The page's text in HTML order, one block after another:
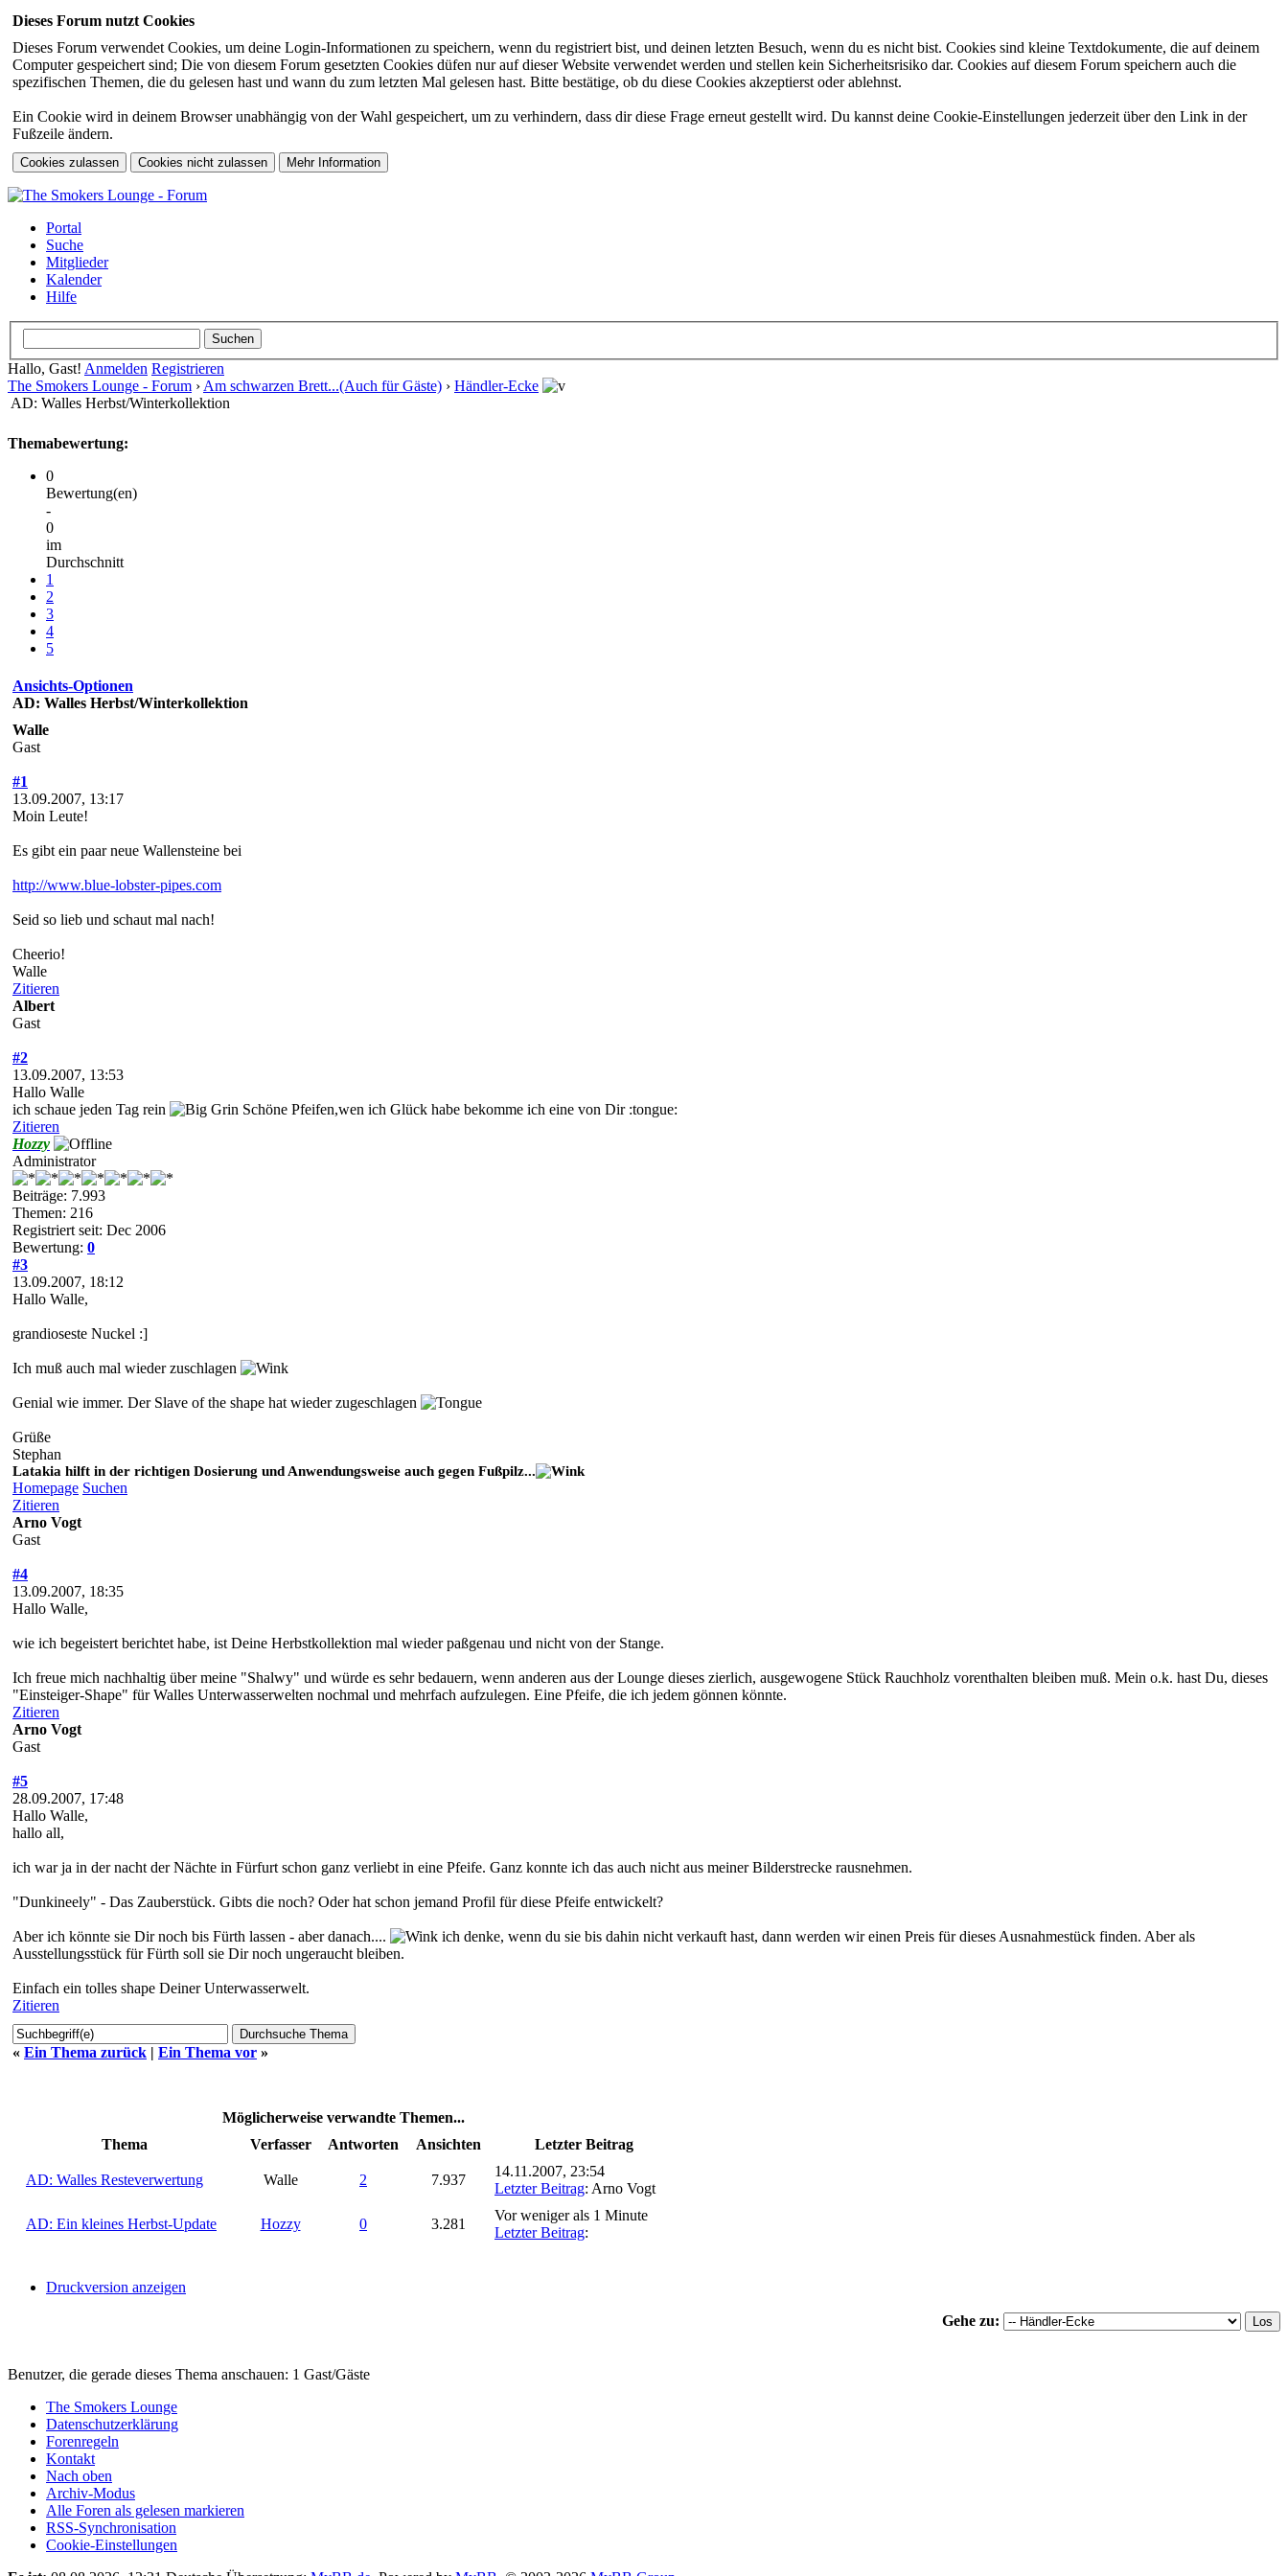
Dieses Forum nutzt Cookies
Dieses Forum verwendet Cookies, um deine Login-Informationen zu speichern, wenn du registriert bist, und deinen letzten Besuch, wenn du es nicht bist. Cookies sind kleine Textdokumente, die auf deinem
Computer gespeichert sind; Die von diesem Forum gesetzten Cookies düfen nur auf dieser Website verwendet werden und stellen kein Sicherheitsrisiko dar. Cookies auf diesem Forum speichern auch die
spezifischen Themen, die du gelesen hast und wann du zum letzten Mal gelesen hast. Bitte bestätige, ob du diese Cookies akzeptierst oder ablehnst.
Ein Cookie wird in deinem Browser unabhängig von der Wahl gespeichert, um zu verhindern, dass dir diese Frage erneut gestellt wird. Du kannst deine Cookie-Einstellungen jederzeit über den Link in der
Fußzeile ändern.
Portal
Suche
Mitglieder
Kalender
Hilfe
Hallo, Gast! Anmelden Registrieren
The Smokers Lounge - Forum › Am schwarzen Brett...(Auch für Gäste) › Händler-Ecke
AD: Walles Herbst/Winterkollektion
Themabewertung:
0
Bewertung(en)
-
0
im
Durchschnitt
1
2
3
4
5
Ansichts-Optionen
AD: Walles Herbst/Winterkollektion
Walle
Gast
#1
13.09.2007, 13:17
Moin Leute!
Es gibt ein paar neue Wallensteine bei
http://www.blue-lobster-pipes.com
Seid so lieb und schaut mal nach!
Cheerio!
Walle
Zitieren
Albert
Gast
#2
13.09.2007, 13:53
Hallo Walle
ich schaue jeden Tag rein
Schöne Pfeifen,wen ich Glück habe bekomme ich eine von Dir :tongue:
Zitieren
Hozzy
Administrator
Beiträge: 7.993
Themen: 216
Registriert seit: Dec 2006
Bewertung: 0
#3
13.09.2007, 18:12
Hallo Walle,
grandioseste Nuckel :]
Ich muß auch mal wieder zuschlagen
Genial wie immer. Der Slave of the shape hat wieder zugeschlagen
Grüße
Stephan
Latakia hilft in der richtigen Dosierung und Anwendungsweise auch gegen Fußpilz...
Homepage Suchen
Zitieren
Arno Vogt
Gast
#4
13.09.2007, 18:35
Hallo Walle,
wie ich begeistert berichtet habe, ist Deine Herbstkollektion mal wieder paßgenau und nicht von der Stange.
Ich freue mich nachhaltig über meine "Shalwy" und würde es sehr bedauern, wenn anderen aus der Lounge dieses zierlich, ausgewogene Stück Rauchholz vorenthalten bleiben muß. Mein o.k. hast Du, dieses
"Einsteiger-Shape" für Walles Unterwasserwelten nochmal und mehrfach aufzulegen. Eine Pfeife, die ich jedem gönnen könnte.
Zitieren
Arno Vogt
Gast
#5
28.09.2007, 17:48
Hallo Walle,
hallo all,
ich war ja in der nacht der Nächte in Fürfurt schon ganz verliebt in eine Pfeife. Ganz konnte ich das auch nicht aus meiner Bilderstrecke rausnehmen.
"Dunkineely" - Das Zauberstück. Gibts die noch? Oder hat schon jemand Profil für diese Pfeife entwickelt?
Aber ich könnte sie Dir noch bis Fürth lassen - aber danach....
ich denke, wenn du sie bis dahin nicht verkauft hast, dann werden wir einen Preis für dieses Ausnahmestück finden. Aber als
Ausstellungsstück für Fürth soll sie Dir noch ungeraucht bleiben.
Einfach ein tolles shape Deiner Unterwasserwelt.
Zitieren
« Ein Thema zurück | Ein Thema vor »
Möglicherweise verwandte Themen...
Thema
Verfasser Antworten Ansichten Letzter Beitrag
AD: Walles Resteverwertung Walle 2 7.937
14.11.2007, 23:54
Letzter Beitrag: Arno Vogt
AD: Ein kleines Herbst-Update Hozzy 0 3.281
Vor weniger als 1 Minute
Letzter Beitrag:
Druckversion anzeigen
Gehe zu:
Benutzer, die gerade dieses Thema anschauen: 1 Gast/Gäste
The Smokers Lounge
Datenschutzerklärung
Forenregeln
Kontakt
Nach oben
Archiv-Modus
Alle Foren als gelesen markieren
RSS-Synchronisation
Cookie-Einstellungen